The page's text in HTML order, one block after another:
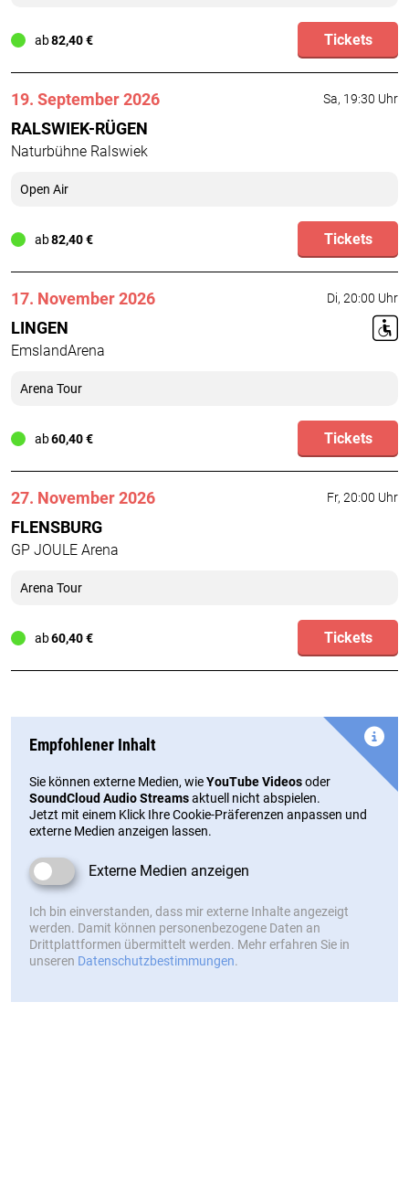
ab82,40 € Tickets
19. September 2026 Sa, 19:30 Uhr
RALSWIEK-RÜGEN
Naturbühne Ralswiek
Open Air
ab82,40 € Tickets
17. November 2026 Di, 20:00 Uhr
LINGEN
EmslandArena
Arena Tour
ab60,40 € Tickets
27. November 2026 Fr, 20:00 Uhr
FLENSBURG
GP JOULE Arena
Arena Tour
ab60,40 € Tickets
Empfohlener Inhalt
Sie können externe Medien, wieYouTube Videosoder
SoundCloud Audio Streamsaktuell nicht abspielen.
Jetzt mit einem Klick Ihre Cookie-Präferenzen anpassen und
externe Medien anzeigen lassen.
Externe Medien anzeigen
Ich bin einverstanden, dass mir externe Inhalte angezeigt
werden. Damit können personenbezogene Daten an
Drittplattformen übermittelt werden. Mehr erfahren Sie in
unseren Datenschutzbestimmungen.